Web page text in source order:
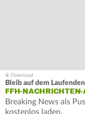
Bleib auf dem Laufenden
FFH-NACHRICHTEN-
Breaking News als
kostenlos laden.